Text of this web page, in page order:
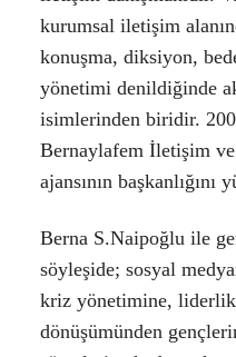
kurumsal iletişim
konuşma, diksiyon,
yönetimi denildiğinde
isimlerinden biridir.
Bernaylafem İletişim
ajansının başkanlığını
Berna S.Naipoğlu ile
söyleşide; sosyal
kriz yönetimine, liderlik
dönüşümünden